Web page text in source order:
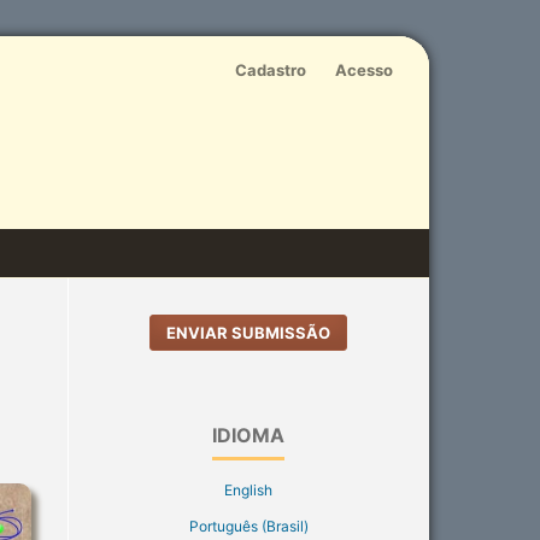
Cadastro Acesso
ENVIAR SUBMISSÃO
IDIOMA
English
Português (Brasil)